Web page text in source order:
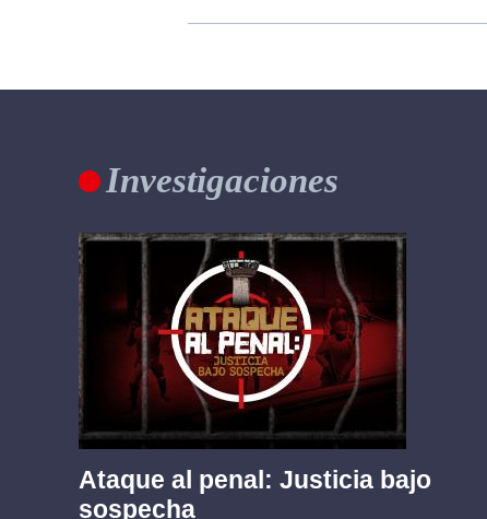
Investigaciones
Ataque al penal: Justicia bajo
sospecha